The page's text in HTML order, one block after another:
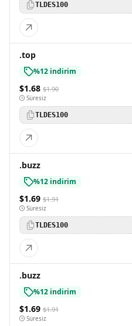
TLDES100
.top
%12 indirim
$1.68 $1.90
Süresiz
TLDES100
.buzz
%12 indirim
$1.69 $1.91
Süresiz
TLDES100
.buzz
%12 indirim
$1.69 $1.91
Süresiz